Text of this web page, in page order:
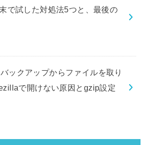
で試した対処法5つと、最後の
ックアップからファイルを取り
で開けない原因とgzip設定